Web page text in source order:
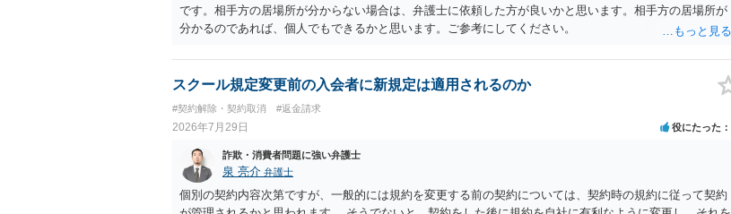
です。相手方の居場所が分からない場合は、弁護士に依頼した方が良いかと思います。相手方の居場所が
分かるのであれば、個人でもできるかと思います。ご参考にしてください。
スクール規定変更前の入会者に新規定は適用されるのか
#契約解除・契約取消 #返金請求
2026年7月29日 役にたった
詐欺・消費者問題に強い弁護士
泉 亮介 弁護士
個別の契約内容次第ですが、一般的には規約を変更する前の契約については、契約時の規約に従って契約